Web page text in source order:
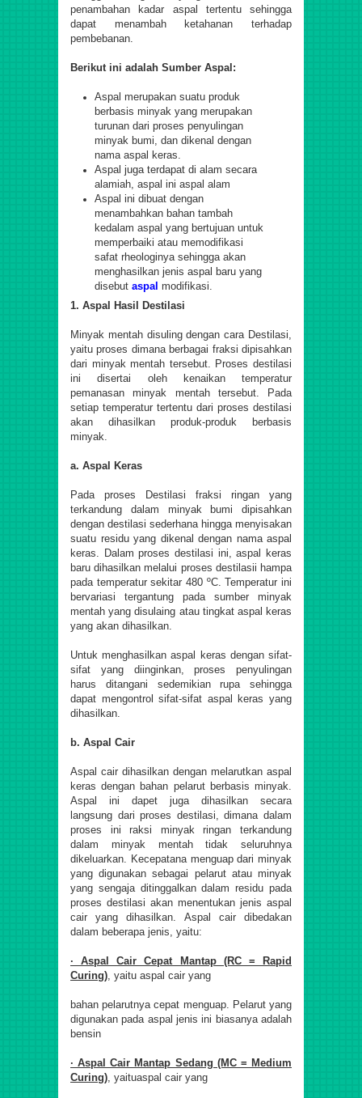
penambahan kadar aspal tertentu sehingga
dapat menambah ketahanan terhadap
pembebanan.
Berikut ini adalah Sumber Aspal:
Aspal merupakan suatu produk
berbasis minyak yang merupakan
turunan dari proses penyulingan
minyak bumi, dan dikenal dengan
nama aspal keras.
Aspal juga terdapat di alam secara
alamiah, aspal ini aspal alam
Aspal ini dibuat dengan
menambahkan bahan tambah
kedalam aspal yang bertujuan untuk
memperbaiki atau memodifikasi
safat rheologinya sehingga akan
menghasilkan jenis aspal baru yang
disebut aspal modifikasi.
1. Aspal Hasil Destilasi
Minyak mentah disuling dengan cara Destilasi,
yaitu proses dimana berbagai fraksi dipisahkan
dari minyak mentah tersebut. Proses destilasi
ini disertai oleh kenaikan temperatur
pemanasan minyak mentah tersebut. Pada
setiap temperatur tertentu dari proses destilasi
akan dihasilkan produk-produk berbasis
minyak.
a. Aspal Keras
Pada proses Destilasi fraksi ringan yang
terkandung dalam minyak bumi dipisahkan
dengan destilasi sederhana hingga menyisakan
suatu residu yang dikenal dengan nama aspal
keras. Dalam proses destilasi ini, aspal keras
baru dihasilkan melalui proses destilasii hampa
pada temperatur sekitar 480 ºC. Temperatur ini
bervariasi tergantung pada sumber minyak
mentah yang disulaing atau tingkat aspal keras
yang akan dihasilkan.
Untuk menghasilkan aspal keras dengan sifat-
sifat yang diinginkan, proses penyulingan
harus ditangani sedemikian rupa sehingga
dapat mengontrol sifat-sifat aspal keras yang
dihasilkan.
b. Aspal Cair
Aspal cair dihasilkan dengan melarutkan aspal
keras dengan bahan pelarut berbasis minyak.
Aspal ini dapet juga dihasilkan secara
langsung dari proses destilasi, dimana dalam
proses ini raksi minyak ringan terkandung
dalam minyak mentah tidak seluruhnya
dikeluarkan. Kecepatana menguap dari minyak
yang digunakan sebagai pelarut atau minyak
yang sengaja ditinggalkan dalam residu pada
proses destilasi akan menentukan jenis aspal
cair yang dihasilkan. Aspal cair dibedakan
dalam beberapa jenis, yaitu:
· Aspal Cair Cepat Mantap (RC = Rapid
Curing), yaitu aspal cair yang
bahan pelarutnya cepat menguap. Pelarut yang
digunakan pada aspal jenis ini biasanya adalah
bensin
· Aspal Cair Mantap Sedang (MC = Medium
Curing), yaituaspal cair yang